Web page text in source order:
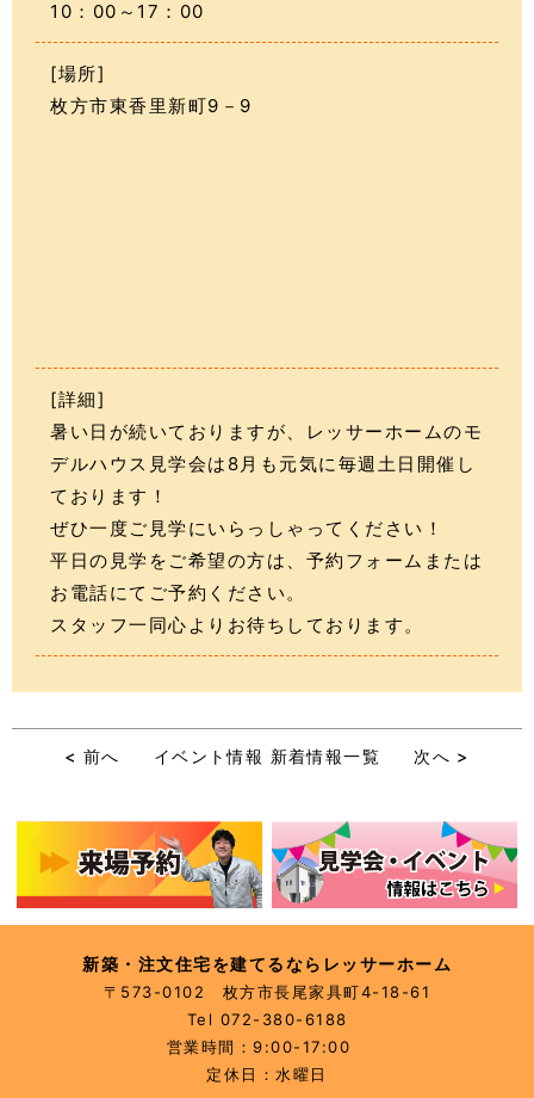
10：00～17：00
[場所]
枚方市東香里新町9－9
[詳細]
暑い日が続いておりますが、レッサーホームのモ
デルハウス見学会は8月も元気に毎週土日開催し
ております！
ぜひ一度ご見学にいらっしゃってください！
平日の見学をご希望の方は、予約フォームまたは
お電話にてご予約ください。
スタッフ一同心よりお待ちしております。
< 前へ イベント情報 新着情報一覧 次へ >
新築・注文住宅を建てるならレッサーホーム
〒573-0102 枚方市長尾家具町4-18-61
Tel 072-380-6188
営業時間：9:00-17:00
定休日：水曜日